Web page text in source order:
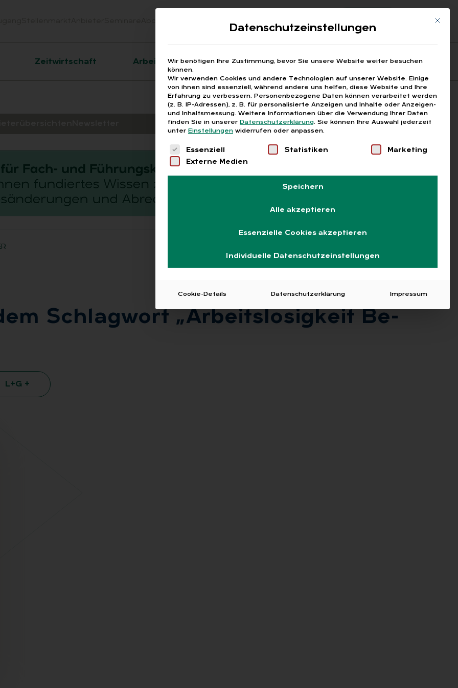
Suchen
Registrierung
Zeitwirtschaft Arbeitsrecht Fragen aus den ARGEn Printausgaben
Schlag­wort „Ar­beits­lo­sig­keit Be­
L+G +
Mit
Datenschutzeinstellungen
Wir benötigen Ihre Zustimmung, bevor Sie unsere Website weiter besuchen
können.
Wir verwenden Cookies und andere Technologien auf unserer Website. Einige
von ihnen sind essenziell, während andere uns helfen, diese Website und Ihre
Erfahrung zu verbessern. Personenbezogene Daten können verarbeitet werden
(z. B. IP-Adressen), z. B. für personalisierte Anzeigen und Inhalte oder Anzeigen-
und Inhaltsmessung. Weitere Informationen über die Verwendung Ihrer Daten
finden Sie in unserer Datenschutzerklärung. Sie können Ihre Auswahl jederzeit
unter Einstellungen widerrufen oder anpassen.
Es folgt eine Liste der Service-Gruppen, für die eine
Essenziell Statistiken
Marketing
Externe Medien
Speichern
Alle akzeptieren
Essenzielle Cookies akzeptieren
Individuelle Datenschutzeinstellungen
Cookie-Details Datenschutzerklärung Impressum